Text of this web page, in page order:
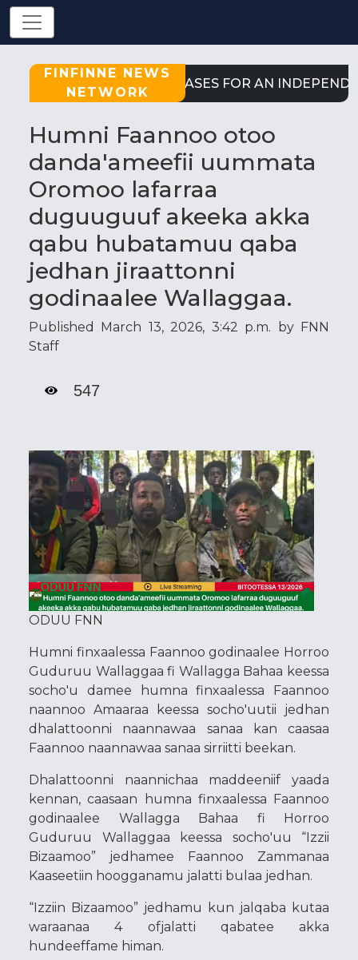
FINFINNE NEWS
NETWORK
STRONG CASES FOR AN
Humni Faannoo otoo
danda'ameefii uummata
Oromoo lafarraa
duguuguuf akeeka akka
qabu hubatamuu qaba
jedhan jiraattonni
godinaalee Wallaggaa.
Published March 13, 2026, 3:42 p.m. by FNN
Staff
547
ODUU FNN
Humni finxaalessa Faannoo godinaalee Horroo
Guduruu Wallaggaa fi Wallagga Bahaa keessa
socho'u damee humna finxaalessa Faannoo
naannoo Amaaraa keessa socho'uutii jedhan
dhalattoonni naannawaa sanaa kan caasaa
Faannoo naannawaa sanaa sirriitti beekan.
Dhalattoonni naannichaa maddeeniif yaada
kennan, caasaan humna finxaalessa Faannoo
godinaalee Wallagga Bahaa fi Horroo
Guduruu Wallaggaa keessa socho'uu “Izzii
Bizaamoo” jedhamee Faannoo Zammanaa
Kaaseetiin hoogganamu jalatti bulaa jedhan.
“Izziin Bizaamoo” jedhamu kun jalqaba kutaa
waraanaa 4 ofjalatti qabatee akka
hundeeffame himan.